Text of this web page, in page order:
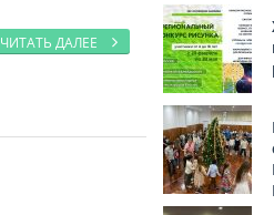
ЧИТАТЬ ДАЛЕЕ